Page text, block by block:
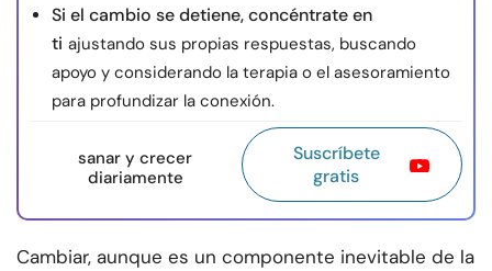
Si el cambio se detiene, concéntrate en
ti ajustando sus propias respuestas, buscando
apoyo y considerando la terapia o el asesoramiento
para profundizar la conexión.
sanar y crecer
diariamente
Suscríbete
gratis
Cambiar, aunque es un componente inevitable de la